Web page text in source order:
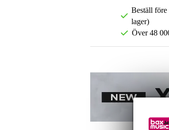
Beställ före
lager)
Över 48